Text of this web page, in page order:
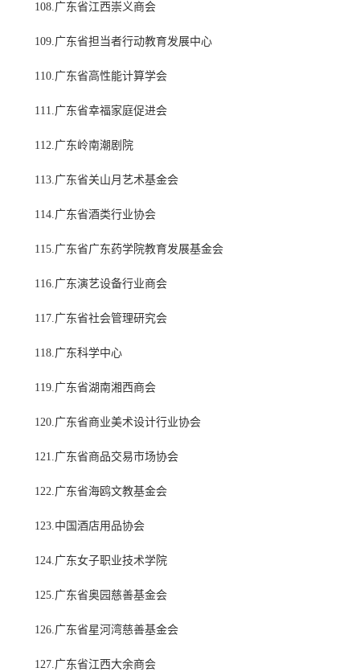
108.广东省江西崇义商会
109.广东省担当者行动教育发展中心
110.广东省高性能计算学会
111.广东省幸福家庭促进会
112.广东岭南潮剧院
113.广东省关山月艺术基金会
114.广东省酒类行业协会
115.广东省广东药学院教育发展基金会
116.广东演艺设备行业商会
117.广东省社会管理研究会
118.广东科学中心
119.广东省湖南湘西商会
120.广东省商业美术设计行业协会
121.广东省商品交易市场协会
122.广东省海鸥文教基金会
123.中国酒店用品协会
124.广东女子职业技术学院
125.广东省奥园慈善基金会
126.广东省星河湾慈善基金会
127.广东省江西大余商会